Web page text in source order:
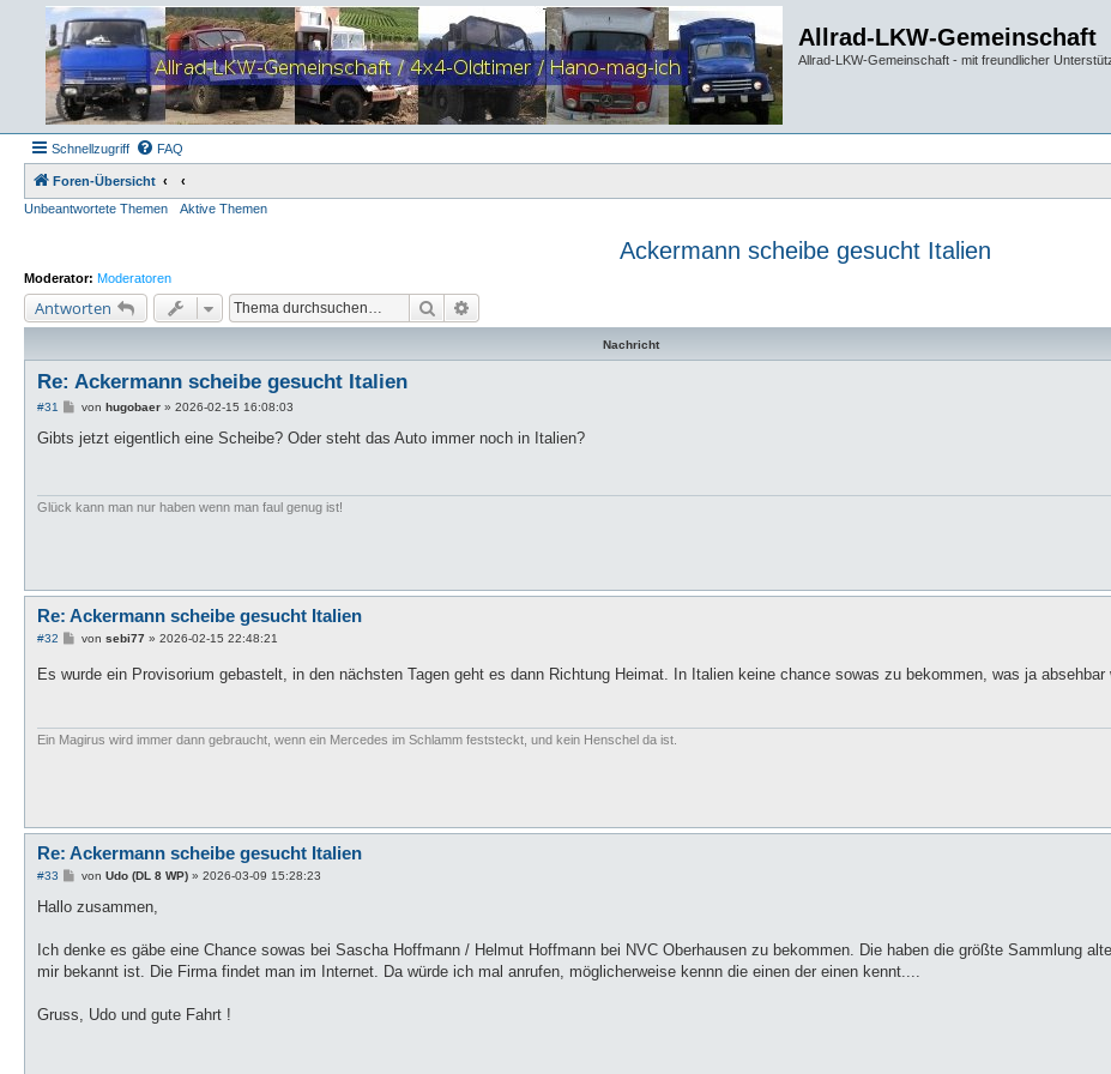
Allrad-LKW-Gemeinschaft
Allrad-LKW-Gemeinschaft - mit freundlicher
Schnellzugriff FAQ
Foren-Übersicht
Unbeantwortete Themen
Aktive Themen
Ackermann scheibe gesucht Italien
Moderator: Moderatoren
Antworten Suche
Nachricht
Re: Ackermann scheibe gesucht Italien
#31
B
t
von hugobaer» 2026-02-15 16:08:03
Gibts jetzt eigentlich eine Scheibe? Oder steht das Auto immer noch in Italien?
Glück kann man nur haben wenn man faul genug ist!
Re: Ackermann scheibe gesucht Italien
#32
B
t
von sebi77» 2026-02-15 22:48:21
Es wurde ein Provisorium gebastelt, in den nächsten Tagen geht es dann Richtung Heimat. In Italien keine chance sowas zu bekommen, was ja absehbar
Ein Magirus wird immer dann gebraucht, wenn ein Mercedes im Schlamm feststeckt, und kein Henschel da ist.
Re: Ackermann scheibe gesucht Italien
#33
B
i
a
von Udo (DL 8 WP)» 2026-03-09 15:28:23
Hallo zusammen,
Ich denke es gäbe eine Chance sowas bei Sascha Hoffmann / Helmut Hoffmann bei NVC Oberhausen zu bekommen. Die haben die größte Sammlung
mir bekannt ist. Die Firma findet man im Internet. Da würde ich mal anrufen, möglicherweise kennn die einen der einen kennt....
Gruss, Udo und gute Fahrt !